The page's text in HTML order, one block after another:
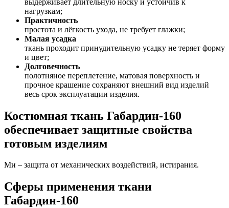
нагрузкам;
Практичность
простота и лёгкость ухода, не требует глажки;
Малая усадка
ткань проходит принудительную усадку не теряет форму
и цвет;
Долговечность
полотняное переплетение, матовая поверхность и
прочное крашение сохраняют внешний вид изделий
весь срок эксплуатации изделия.
Костюмная ткань Габардин-160
обеспечивает защитные свойства
готовым изделиям
Ми – защита от механических воздействий, истирания.
Сферы применения ткани
Габардин-160